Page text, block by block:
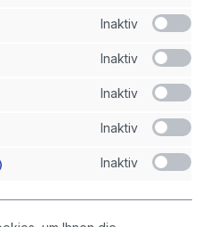
Inaktiv
Inaktiv
Inaktiv
Inaktiv
Inaktiv